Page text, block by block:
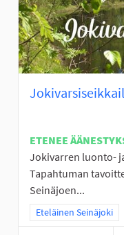
ETENEE
Jokivarren luonto-
Tapahtuman
Seinäjoen...
Rajaa tulokset
Eteläinen Seinäjoki